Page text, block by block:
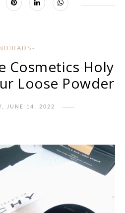
Cosmetics Holy
Loose Powder
JUNE 14, 2022